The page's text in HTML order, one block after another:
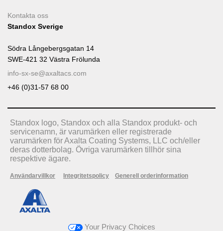
Kontakta oss
Standox Sverige
Södra Långebergsgatan 14
SWE-421 32 Västra Frölunda
info-sx-se@axaltacs.com
+46 (0)31-57 68 00
Standox logo, Standox och alla Standox produkt- och
servicenamn, är varumärken eller registrerade
varumärken för Axalta Coating Systems, LLC och/eller
deras dotterbolag. Övriga varumärken tillhör sina
respektive ägare.
Användarvillkor Integritetspolicy Generell orderinformation
Your Privacy Choices